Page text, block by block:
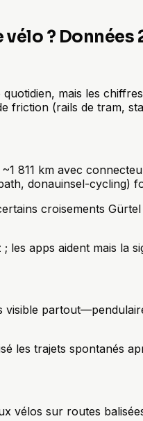
?
mais les
friction (rails de tram,
811 km avec
donauinsel-cycling)
croisements
apps aident mais la
les trajets spontanés
vélos sur routes